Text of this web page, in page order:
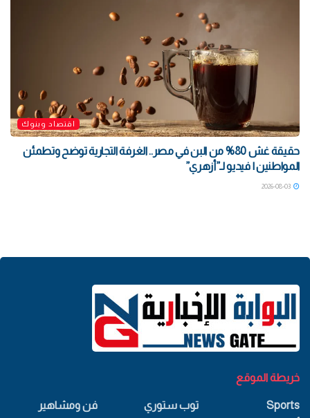
اقتصاد وبنوك
حقيقة غش 80% من البن في مصر.. الغرفة التجارية توضح وتطمئن
المواطنين | فيديو لـ”أزهري”
خريطة الموقع
Sports
توب ستوري
فن ومشاهير